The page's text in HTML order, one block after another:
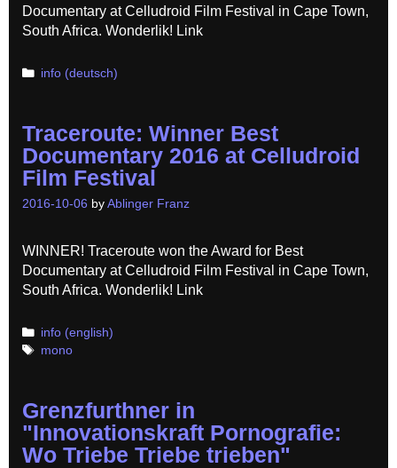
Documentary at Celludroid Film Festival in Cape Town,
South Africa. Wonderlik! Link
Categories
info (deutsch)
Traceroute: Winner Best
Documentary 2016 at Celludroid
Film Festival
2016-10-06 by Ablinger Franz
WINNER! Traceroute won the Award for Best
Documentary at Celludroid Film Festival in Cape Town,
South Africa. Wonderlik! Link
Categories
info (english)
Tags
mono
Grenzfurthner in
"Innovationskraft Pornografie:
Wo Triebe Triebe trieben"